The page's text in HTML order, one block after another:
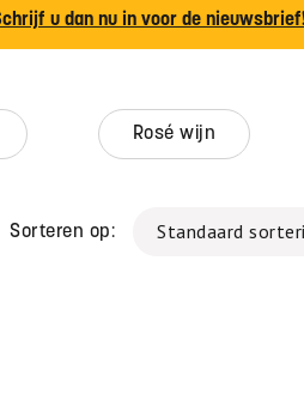
u dan nu in voor de nieuwsbrief!
rosé wijn
Sorteren op: